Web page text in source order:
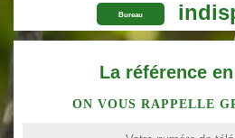
Bureau
La référence
ON VOUS RAPPELLE